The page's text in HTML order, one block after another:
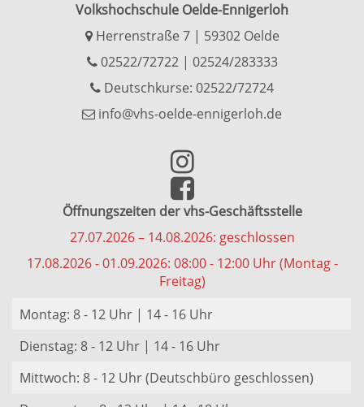
Volkshochschule Oelde-Ennigerloh
Herrenstraße 7 | 59302 Oelde
02522/72722| 02524/283333
Deutschkurse: 02522/72724
info@vhs-oelde-ennigerloh.de
Öffnungszeiten der vhs-Geschäftsstelle
27.07.2026 – 14.08.2026: geschlossen
17.08.2026 - 01.09.2026: 08:00 - 12:00 Uhr (Montag -
Freitag)
Montag: 8 - 12 Uhr | 14 - 16 Uhr
Dienstag: 8 - 12 Uhr | 14 - 16 Uhr
Mittwoch: 8 - 12 Uhr (Deutschbüro geschlossen)